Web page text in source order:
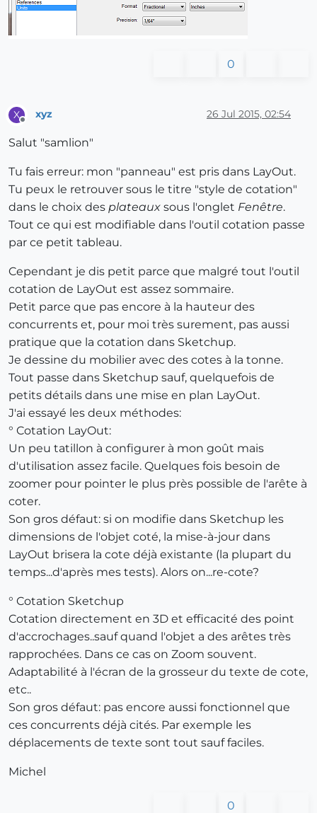
0
X xyz 26 Jul 2015, 02:54
Salut "samlion"
Tu fais erreur: mon "panneau" est pris dans LayOut.
Tu peux le retrouver sous le titre "style de cotation"
dans le choix des plateaux sous l'onglet Fenêtre.
Tout ce qui est modifiable dans l'outil cotation passe
par ce petit tableau.
Cependant je dis petit parce que malgré tout l'outil
cotation de LayOut est assez sommaire.
Petit parce que pas encore à la hauteur des
concurrents et, pour moi très surement, pas aussi
pratique que la cotation dans Sketchup.
Je dessine du mobilier avec des cotes à la tonne.
Tout passe dans Sketchup sauf, quelquefois de
petits détails dans une mise en plan LayOut.
J'ai essayé les deux méthodes:
° Cotation LayOut:
Un peu tatillon à configurer à mon goût mais
d'utilisation assez facile. Quelques fois besoin de
zoomer pour pointer le plus près possible de l'arête à
coter.
Son gros défaut: si on modifie dans Sketchup les
dimensions de l'objet coté, la mise-à-jour dans
LayOut brisera la cote déjà existante (la plupart du
temps...d'après mes tests). Alors on...re-cote?
° Cotation Sketchup
Cotation directement en 3D et efficacité des point
d'accrochages..sauf quand l'objet a des arêtes très
rapprochées. Dans ce cas on Zoom souvent.
Adaptabilité à l'écran de la grosseur du texte de cote,
etc..
Son gros défaut: pas encore aussi fonctionnel que
ces concurrents déjà cités. Par exemple les
déplacements de texte sont tout sauf faciles.
Michel
0